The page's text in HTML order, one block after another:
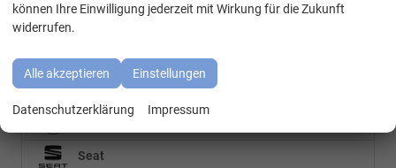
BMW
Cupra
Seat
können Ihre Einwilligung jederzeit mit Wirkung für die Zukunft
widerrufen.
Alle akzeptieren Einstellungen
Datenschutzerklärung Impressum